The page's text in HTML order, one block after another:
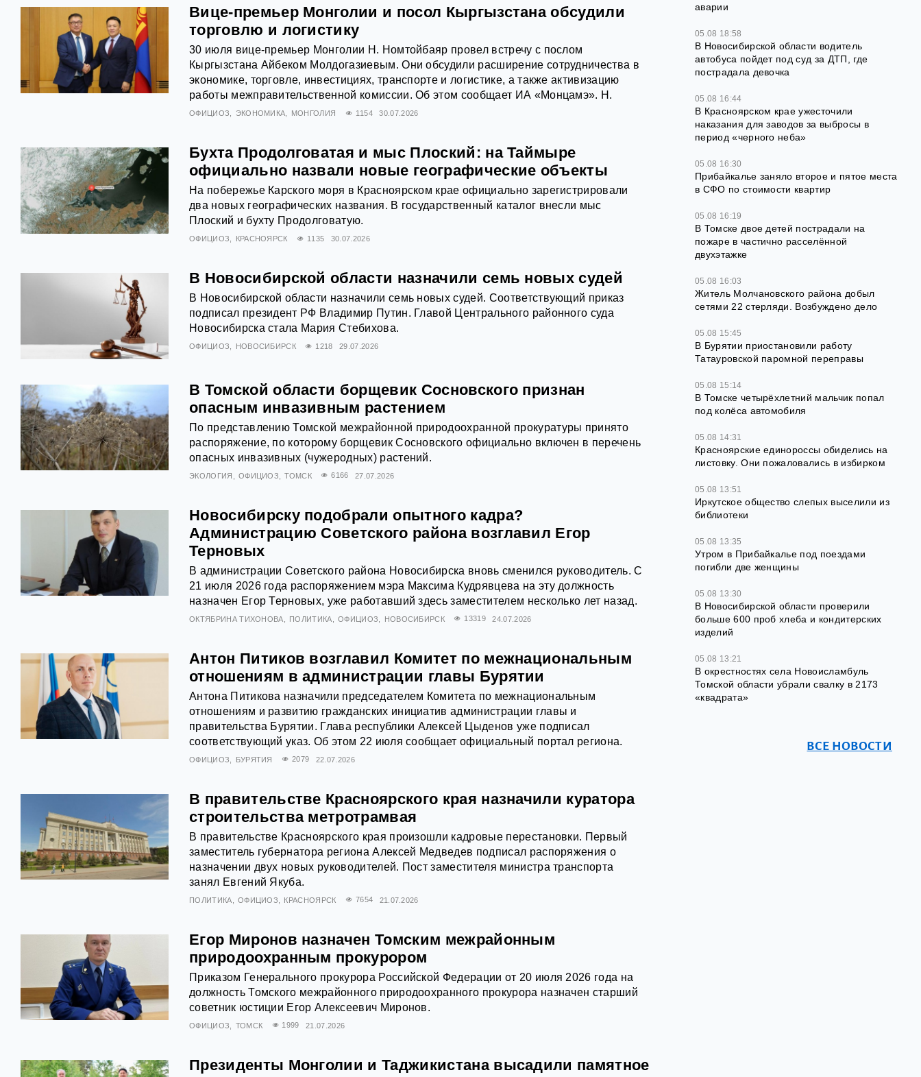
Вице-премьер Монголии и посол Кыргызстана обсудили
торговлю и логистику
30 июля вице-премьер Монголии Н. Номтойбаяр провел встречу с послом
Кыргызстана Айбеком Молдогазиевым. Они обсудили расширение сотрудничества в
экономике, торговле, инвестициях, транспорте и логистике, а также активизацию
работы межправительственной комиссии. Об этом сообщает ИА «Монцамэ». Н.
ОФИЦИОЗ ЭКОНОМИКА МОНГОЛИЯ 1154 30.07.2026
Бухта Продолговатая и мыс Плоский: на Таймыре
официально назвали новые географические объекты
На побережье Карского моря в Красноярском крае официально зарегистрировали
два новых географических названия. В государственный каталог внесли мыс
Плоский и бухту Продолговатую.
ОФИЦИОЗ КРАСНОЯРСК 1135 30.07.2026
В Новосибирской области назначили семь новых судей
В Новосибирской области назначили семь новых судей. Соответствующий приказ
подписал президент РФ Владимир Путин. Главой Центрального районного суда
Новосибирска стала Мария Стебихова.
ОФИЦИОЗ НОВОСИБИРСК 1218 29.07.2026
В Томской области борщевик Сосновского признан
опасным инвазивным растением
По представлению Томской межрайонной природоохранной прокуратуры принято
распоряжение, по которому борщевик Сосновского официально включен в перечень
опасных инвазивных (чужеродных) растений.
ЭКОЛОГИЯ ОФИЦИОЗ ТОМСК 6166 27.07.2026
Новосибирску подобрали опытного кадра?
Администрацию Советского района возглавил Егор
Терновых
В администрации Советского района Новосибирска вновь сменился руководитель. С
21 июля 2026 года распоряжением мэра Максима Кудрявцева на эту должность
назначен Егор Терновых, уже работавший здесь заместителем несколько лет назад.
ОКТЯБРИНА ТИХОНОВА ПОЛИТИКА ОФИЦИОЗ НОВОСИБИРСК 13319 24.07.2026
Антон Питиков возглавил Комитет по межнациональным
отношениям в администрации главы Бурятии
Антона Питикова назначили председателем Комитета по межнациональным
отношениям и развитию гражданских инициатив администрации главы и
правительства Бурятии. Глава республики Алексей Цыденов уже подписал
соответствующий указ. Об этом 22 июля сообщает официальный портал региона.
ОФИЦИОЗ БУРЯТИЯ 2079 22.07.2026
В правительстве Красноярского края назначили куратора
строительства метротрамвая
В правительстве Красноярского края произошли кадровые перестановки. Первый
заместитель губернатора региона Алексей Медведев подписал распоряжения о
назначении двух новых руководителей. Пост заместителя министра транспорта
занял Евгений Якуба.
ПОЛИТИКА ОФИЦИОЗ КРАСНОЯРСК 7654 21.07.2026
Егор Миронов назначен Томским межрайонным
природоохранным прокурором
Приказом Генерального прокурора Российской Федерации от 20 июля 2026 года на
должность Томского межрайонного природоохранного прокурора назначен старший
советник юстиции Егор Алексеевич Миронов.
ОФИЦИОЗ ТОМСК 1999 21.07.2026
Президенты Монголии и Таджикистана высадили памятное
аварии
05.08 18:58
В Новосибирской области водитель
автобуса пойдет под суд за ДТП, где
пострадала девочка
05.08 16:44
В Красноярском крае ужесточили
наказания для заводов за выбросы в
период «черного неба»
05.08 16:30
Прибайкалье заняло второе и пятое места
в СФО по стоимости квартир
05.08 16:19
В Томске двое детей пострадали на
пожаре в частично расселённой
двухэтажке
05.08 16:03
Житель Молчановского района добыл
сетями 22 стерляди. Возбуждено дело
05.08 15:45
В Бурятии приостановили работу
Татауровской паромной переправы
05.08 15:14
В Томске четырёхлетний мальчик попал
под колёса автомобиля
05.08 14:31
Красноярские единороссы обиделись на
листовку. Они пожаловались в избирком
05.08 13:51
Иркутское общество слепых выселили из
библиотеки
05.08 13:35
Утром в Прибайкалье под поездами
погибли две женщины
05.08 13:30
В Новосибирской области проверили
больше 600 проб хлеба и кондитерских
изделий
05.08 13:21
В окрестностях села Новоисламбуль
Томской области убрали свалку в 2173
«квадрата»
ВСЕ НОВОСТИ